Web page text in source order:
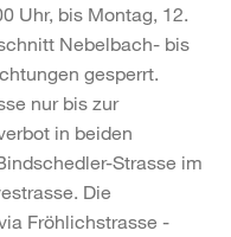
Uhr, bis Montag, 12.
Nebelbach- bis
gesperrt.
nur bis zur
in beiden
Strasse im
Die
Fröhlichstrasse -